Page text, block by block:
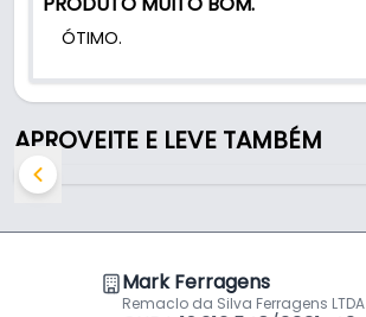
ÓTIMO.
APROVEITE E LEVE TAMBÉM
Mark Ferragens
Remaclo da Silva Ferragens LTDA